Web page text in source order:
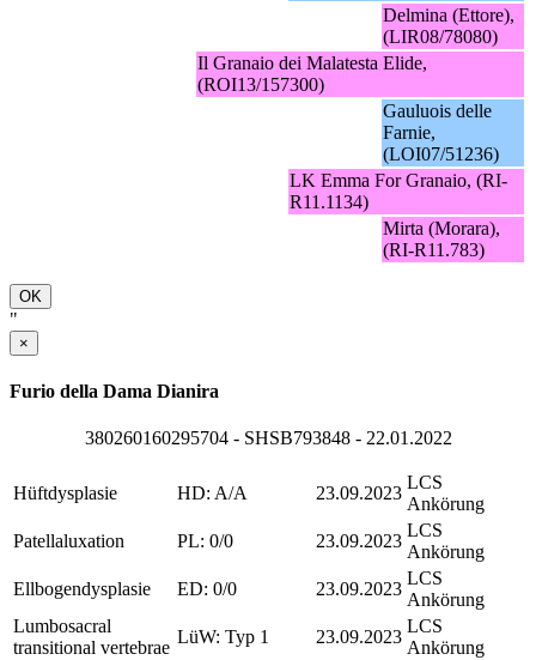
Delmina (Ettore),
(LIR08/78080)
Il Granaio dei Malatesta Elide,
(ROI13/157300)
Gauluois delle
Farnie,
(LOI07/51236)
LK Emma For Granaio, (RI-
R11.1134)
Mirta (Morara),
(RI-R11.783)
OK
"
×
Furio della Dama Dianira
380260160295704 - SHSB793848 - 22.01.2022
Hüftdysplasie HD: A/A 23.09.2023
LCS
Ankörung
Patellaluxation
PL: 0/0 23.09.2023
LCS
Ankörung
Ellbogendysplasie
ED: 0/0 23.09.2023
LCS
Ankörung
Lumbosacral
transitional vertebrae
LüW: Typ 1 23.09.2023
LCS
Ankörung